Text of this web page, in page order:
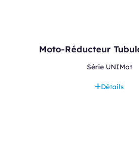
Moto-Réducteur
Série UNIMot
Détails